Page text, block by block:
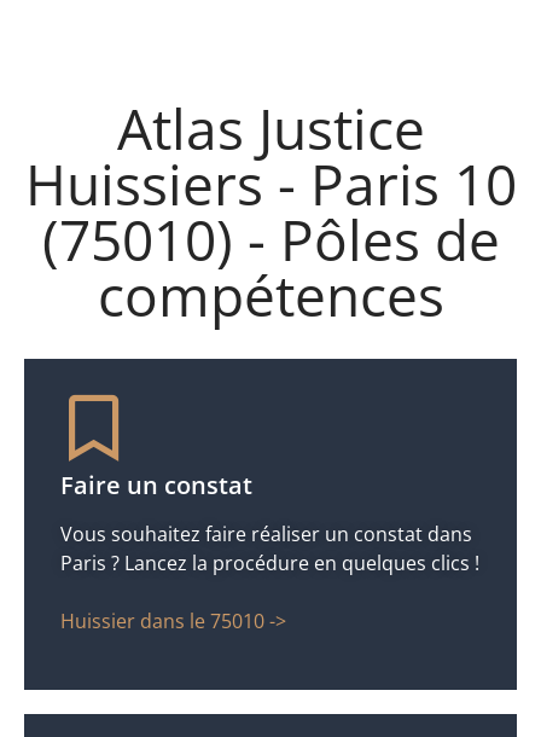
Atlas Justice
Huissiers - Paris 10
(75010) - Pôles de
compétences
Faire un constat
Vous souhaitez faire réaliser un constat dans
Paris ? Lancez la procédure en quelques clics !
Huissier dans le 75010 ->